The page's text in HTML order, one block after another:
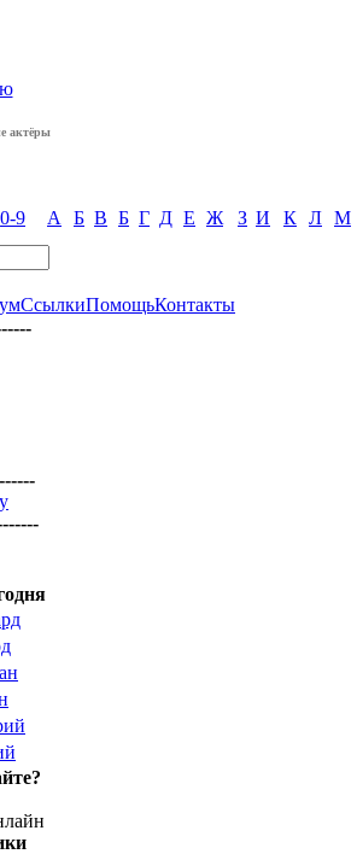
актёры
0-9 А Б В Б Г Д Е Ж З И К Л М
СсылкиПомощьКонтакты